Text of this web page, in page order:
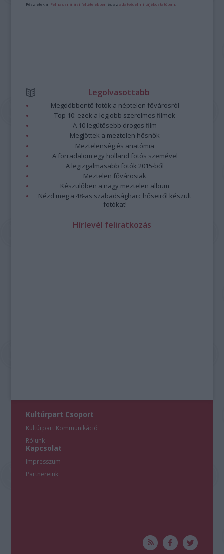
Részletek a Felhasználási feltételekben és azadatvédelmi tájékoztatóban
Legolvasottabb
Megdöbbentő fotók a néptelen fővárosról
Top 10: ezek a legjobb szerelmes filmek
A 10 legütősebb drogos film
Megjöttek a meztelen hősnők
Meztelenség és anatómia
A forradalom egy holland fotós szemével
A legizgalmasabb fotók 2015-ből
Meztelen fővárosiak
Készülőben a nagy meztelen album
Nézd meg a 48-as szabadságharc hőseiről készült
fotókat!
Hírlevél feliratkozás
Kultúrpart Csoport
Kultúrpart Kommunikáció
Rólunk
Kapcsolat
Impresszum
Partnereink